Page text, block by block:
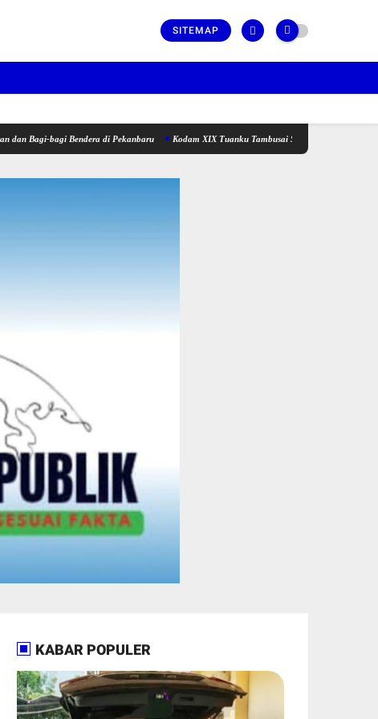
SITEMAP
Bendera di Pekanbaru Kodam XIX Tuanku Tambusai Sambut Kunjungan Kerja
KABAR POPULER